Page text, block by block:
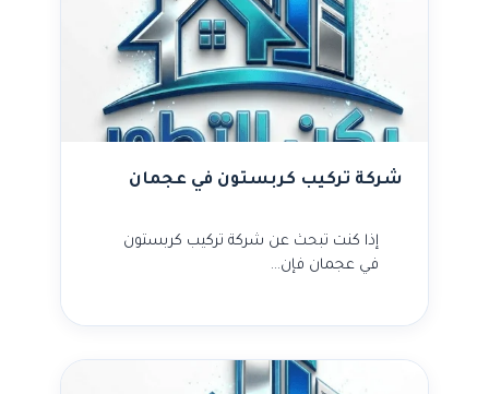
شركة تركيب كربستون في عجمان
إذا كنت تبحث عن شركة تركيب كربستون
في عجمان فإن…